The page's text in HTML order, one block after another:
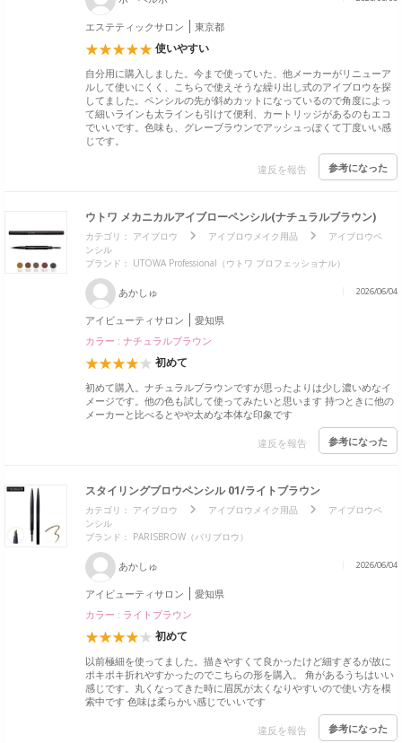
エステティックサロン 東京都
使いやすい
自分用に購入しました。今まで使っていた、他メーカーがリニューア
ルして使いにくく、こちらで使えそうな繰り出し式のアイブロウを探
してました。ペンシルの先が斜めカットになっているので角度によっ
て細いラインも太ラインも引けて便利、カートリッジがあるのもエコ
でいいです。色味も、グレーブラウンでアッシュっぽくて丁度いい感
じです。
違反を報告 参考になった
ウトワ メカニカルアイブローペンシル(ナチュラルブラウン)
カテゴリ： アイブロウ アイブロウメイク用品
アイブロウペ
ンシル
ブランド： UTOWA Professional（ウトワ プロフェッショナル）
あかしゅ 2026/06/04
アイビューティサロン
愛知県
カラー : ナチュラルブラウン
初めて
初めて購入。ナチュラルブラウンですが思ったよりは少し濃いめなイ
メージです。他の色も試して使ってみたいと思います 持つときに他の
メーカーと比べるとやや太めな本体な印象です
違反を報告 参考になった
スタイリングブロウペンシル 01/ライトブラウン
カテゴリ： アイブロウ アイブロウメイク用品
アイブロウペ
ンシル
ブランド： PARISBROW（パリブロウ）
あかしゅ 2026/06/04
アイビューティサロン
愛知県
カラー : ライトブラウン
初めて
以前極細を使ってました。描きやすくて良かったけど細すぎるが故に
ポキポキ折れやすかったのでこちらの形を購入。 角があるうちはいい
感じです。丸くなってきた時に眉尻が太くなりやすいので使い方を模
索中です 色味は柔らかい感じでいいです
違反を報告 参考になった